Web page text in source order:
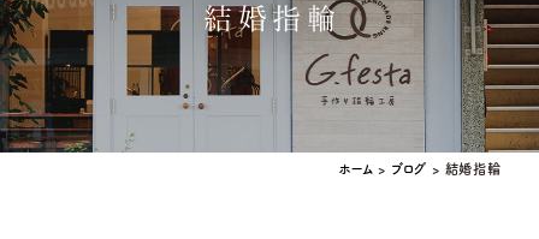
COURSE
結婚指輪 婚約指輪
結婚指輪
ホーム > ブログ > 結婚指輪